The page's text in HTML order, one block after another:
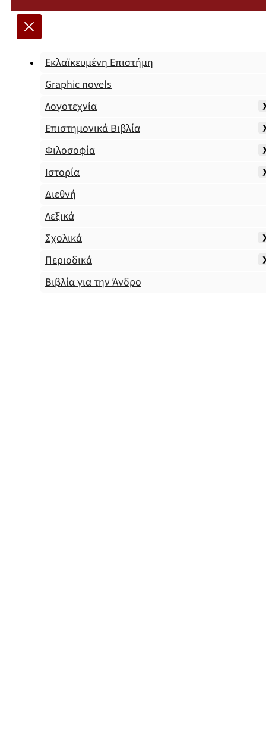
Εκλαϊκευμένη Επιστήμη
Graphic novels
Λογοτεχνία
Επιστημονικά Βιβλία
Φιλοσοφία
Ιστορία
Διεθνή
Λεξικά
Σχολικά
Περιοδικά
Βιβλία για την Άνδρο